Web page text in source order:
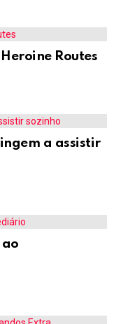
Routes
a assistir
ao